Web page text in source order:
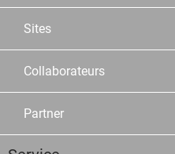
Sites
Collaborateurs
Partner